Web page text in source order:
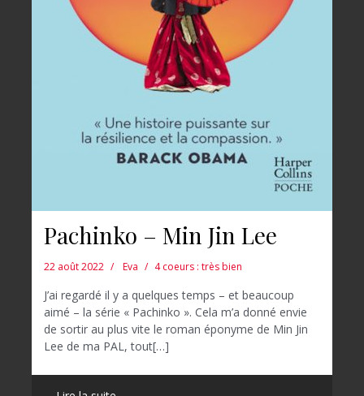
Pachinko – Min Jin Lee
22 août 2022 Eva 4 coeurs : très bien
J’ai regardé il y a quelques temps – et beaucoup
aimé – la série « Pachinko ». Cela m’a donné envie
de sortir au plus vite le roman éponyme de Min Jin
Lee de ma PAL, tout[…]